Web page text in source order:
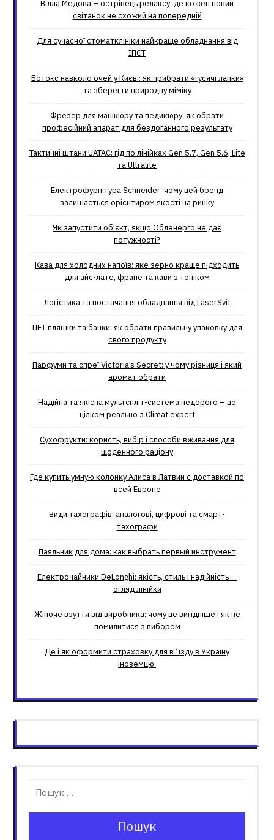
Вілла Медова – острівець релаксу, де кожен новий
світанок не схожий на попередній
Для сучасної стоматклініки найкраще обладнання від
ІПСТ
Ботокс навколо очей у Києві: як прибрати «гусячі лапки»
та зберегти природну міміку
Фрезер для манікюру та педикюру: як обрати
професійний апарат для бездоганного результату
Тактичні штани UATAC: гід по лінійках Gen 5.7, Gen 5.6, Lite
та Ultralite
Електрофурнітура Schneider: чому цей бренд
залишається орієнтиром якості на ринку
Як запустити об’єкт, якщо Обленерго не дає
потужності?
Кава для холодних напоїв: яке зерно краще підходить
для айс-лате, фрапе та кави з тоніком
Логістика та постачання обладнання від LaserSvit
ПЕТ пляшки та банки: як обрати правильну упаковку для
свого продукту
Парфуми та спреї Victoria’s Secret: у чому різниця і який
аромат обрати
Надійна та якісна мультспліт-система недорого – це
цілком реально з Climat.еxpert
Сухофрукти: користь, вибір і способи вживання для
щоденного раціону
Где купить умную колонку Алиса в Латвии с доставкой по
всей Европе
Види тахографів: аналогові, цифрові та смарт-
тахографи
Паяльник для дома: как выбрать первый инструмент
Електрочайники DeLonghi: якість, стиль і надійність —
огляд лінійки
Жіноче взуття від виробника: чому це вигідніше і як не
помилитися з вибором
Де і як оформити страховку для вʼїзду в Україну
іноземцю.
Пошук